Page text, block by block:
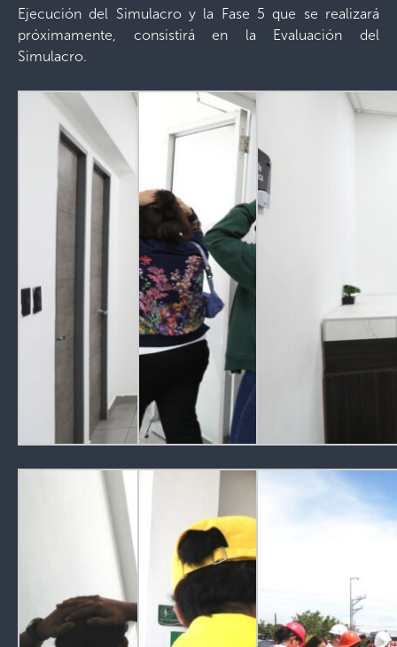
Ejecución del Simulacro y la Fase 5 que se realizará
próximamente, consistirá en la Evaluación del
Simulacro.